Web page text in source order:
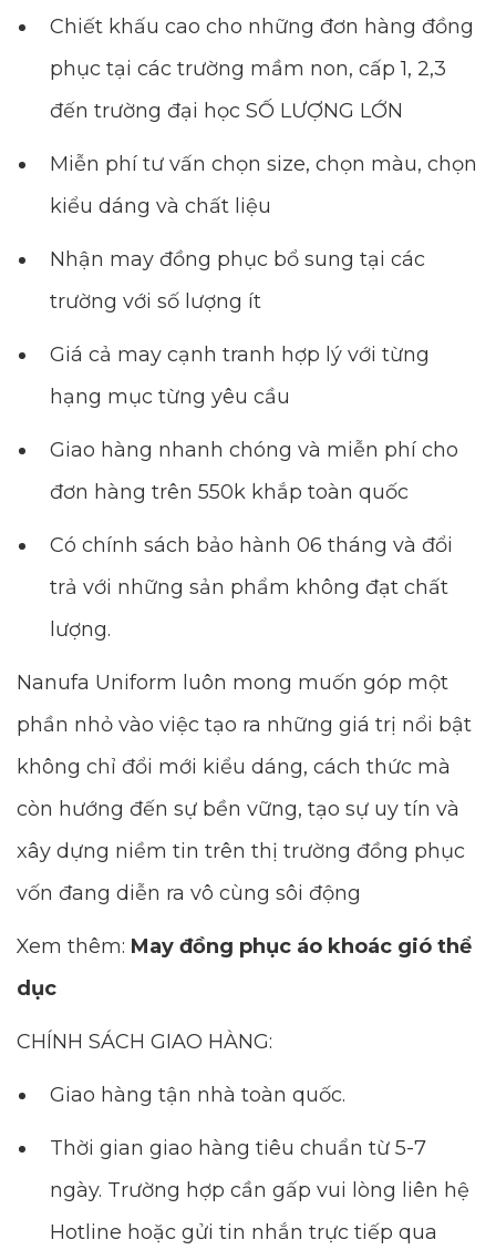
Chiết khấu cao cho những đơn hàng đồng
phục tại các trường mầm non, cấp 1, 2,3
đến trường đại học SỐ LƯỢNG LỚN
Miễn phí tư vấn chọn size, chọn màu, chọn
kiểu dáng và chất liệu
Nhận may đồng phục bổ sung tại các
trường với số lượng ít
Giá cả may cạnh tranh hợp lý với từng
hạng mục từng yêu cầu
Giao hàng nhanh chóng và miễn phí cho
đơn hàng trên 550k khắp toàn quốc
Có chính sách bảo hành 06 tháng và đổi
trả với những sản phẩm không đạt chất
lượng.
Nanufa Uniform luôn mong muốn góp một
phần nhỏ vào việc tạo ra những giá trị nổi bật
không chỉ đổi mới kiểu dáng, cách thức mà
còn hướng đến sự bền vững, tạo sự uy tín và
xây dựng niềm tin trên thị trường đồng phục
vốn đang diễn ra vô cùng sôi động
Xem thêm: May đồng phục áo khoác gió thể
dục
CHÍNH SÁCH GIAO HÀNG:
Giao hàng tận nhà toàn quốc.
Thời gian giao hàng tiêu chuẩn từ 5-7
ngày. Trường hợp cần gấp vui lòng liên hệ
Hotline hoặc gửi tin nhắn trực tiếp qua